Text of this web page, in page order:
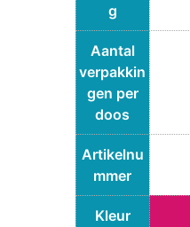
g
Aantal
verpakkin
gen per
doos
Artikelnu
mmer
Kleur